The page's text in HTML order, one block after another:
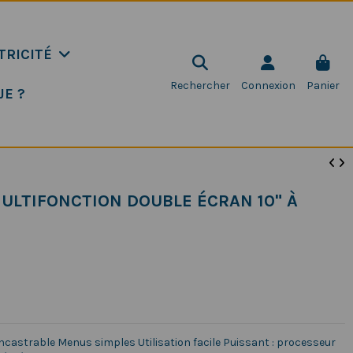
? Rechercher Connexion Panier
DOUBLE ÉCRAN 10" À
Menus simples Utilisation facile Puissant : processeur